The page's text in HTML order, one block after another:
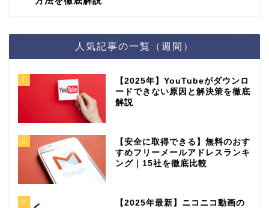
人気記事の一覧（週間）
1
【2025年】YouTubeがダウンロ
ードできない原因と解決策を徹底
解説
2
【安全に取得できる】無料のおす
すめフリーメールアドレスランキ
ング｜15社を徹底比較
3
【2025年最新】ニコニコ動画の